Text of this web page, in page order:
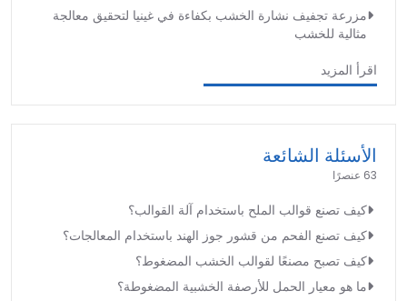
مزرعة تجفيف نشارة الخشب بكفاءة في غينيا لتحقيق معالجة
مثالية للخشب
اقرأ المزيد
الأسئلة الشائعة
63 عنصرًا
كيف تصنع قوالب الملح باستخدام آلة القوالب؟
كيف تصنع الفحم من قشور جوز الهند باستخدام المعالجات؟
كيف تصبح مصنعًا لقوالب الخشب المضغوط؟
ما هو معيار الحمل للأرصفة الخشبية المضغوطة؟